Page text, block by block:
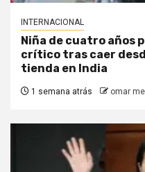
INTERNACIONAL
Niña de cuatro años
crítico tras caer
tienda en India
1 semana atrás omar